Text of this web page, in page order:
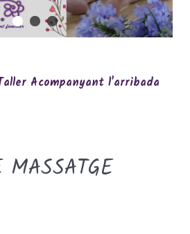
Acompanyant l'arribada